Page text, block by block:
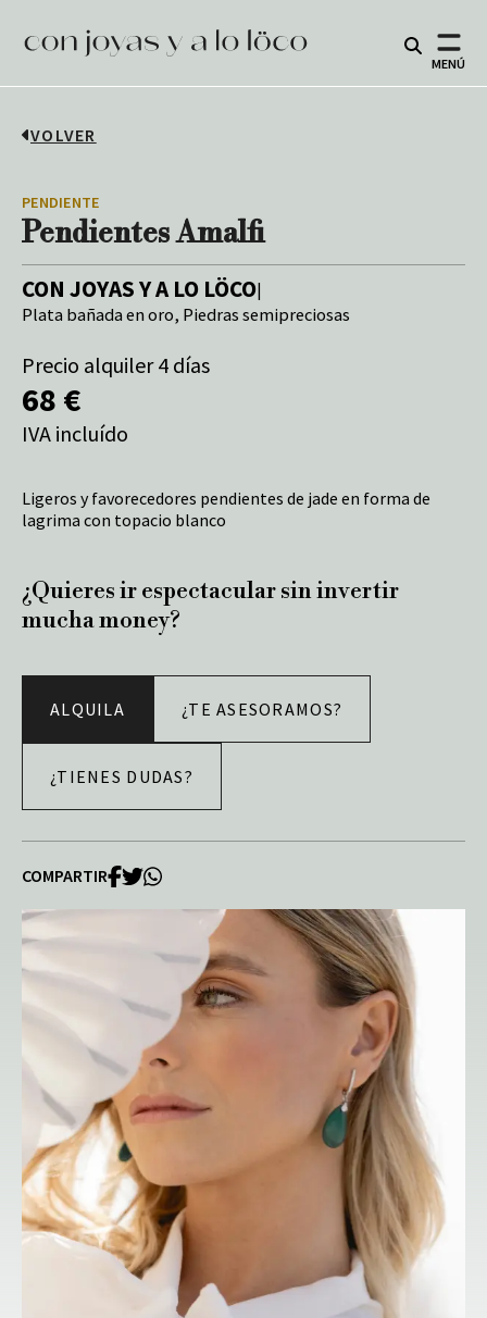
MENÚ
VOLVER
PENDIENTE
Pendientes Amalfi
CON JOYAS Y A LO LÖCO|
Plata bañada en oro, Piedras semipreciosas
Precio alquiler 4 días
68 €
IVA incluído
Ligeros y favorecedores pendientes de jade en forma de
lagrima con topacio blanco
¿Quieres ir espectacular sin invertir
mucha money?
ALQUILA ¿TE ASESORAMOS?
¿TIENES DUDAS?
COMPARTIR